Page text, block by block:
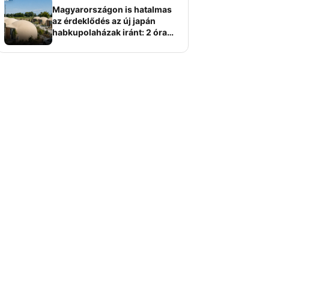
Magyarországon is hatalmas
az érdeklődés az új japán
habkupolaházak iránt: 2 óra
elképesztő áron hirdetik őket